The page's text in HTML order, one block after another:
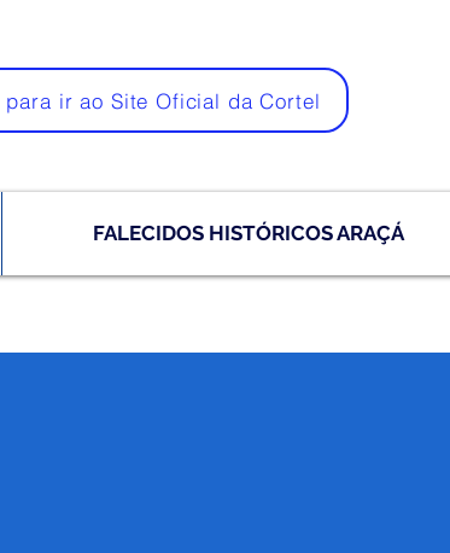
para ir ao Site Oficial da Cortel
FALECIDOS HISTÓRICOS ARAÇÁ